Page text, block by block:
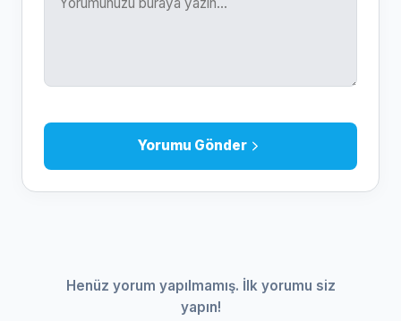
Yorumu Gönder
Henüz yorum yapılmamış. İlk yorumu siz
yapın!